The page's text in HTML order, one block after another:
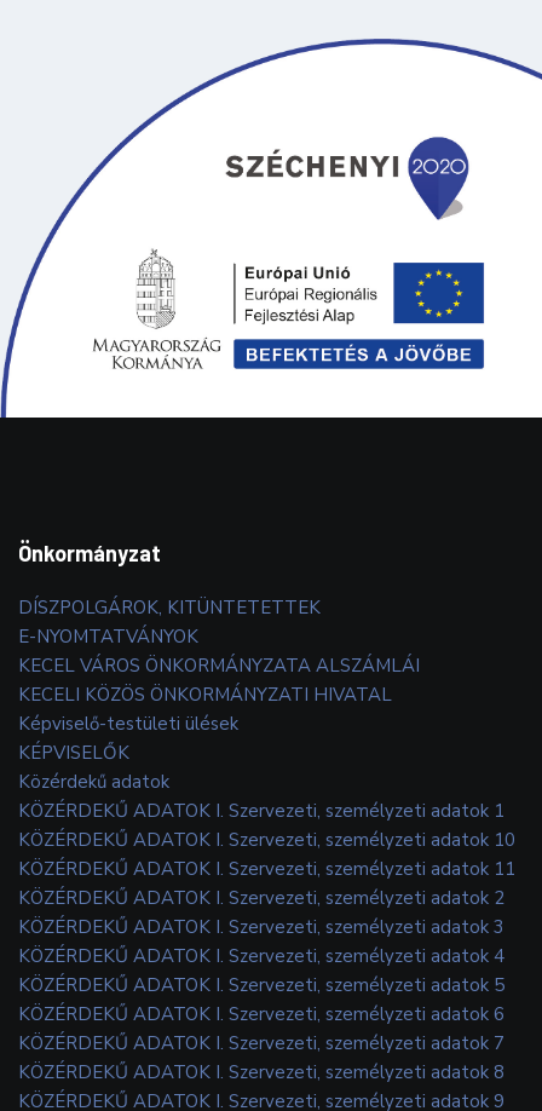
Önkormányzat
DÍSZPOLGÁROK, KITÜNTETETTEK
E-NYOMTATVÁNYOK
KECEL VÁROS ÖNKORMÁNYZATA ALSZÁMLÁI
KECELI KÖZÖS ÖNKORMÁNYZATI HIVATAL
Képviselő-testületi ülések
KÉPVISELŐK
Közérdekű adatok
KÖZÉRDEKŰ ADATOK I. Szervezeti, személyzeti adatok 1
KÖZÉRDEKŰ ADATOK I. Szervezeti, személyzeti adatok 10
KÖZÉRDEKŰ ADATOK I. Szervezeti, személyzeti adatok 11
KÖZÉRDEKŰ ADATOK I. Szervezeti, személyzeti adatok 2
KÖZÉRDEKŰ ADATOK I. Szervezeti, személyzeti adatok 3
KÖZÉRDEKŰ ADATOK I. Szervezeti, személyzeti adatok 4
KÖZÉRDEKŰ ADATOK I. Szervezeti, személyzeti adatok 5
KÖZÉRDEKŰ ADATOK I. Szervezeti, személyzeti adatok 6
KÖZÉRDEKŰ ADATOK I. Szervezeti, személyzeti adatok 7
KÖZÉRDEKŰ ADATOK I. Szervezeti, személyzeti adatok 8
KÖZÉRDEKŰ ADATOK I. Szervezeti, személyzeti adatok 9